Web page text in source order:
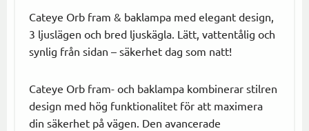
Cateye Orb fram & baklampa med elegant design,
3 ljuslägen och bred ljuskägla. Lätt, vattentålig och
synlig från sidan – säkerhet dag som natt!
Cateye Orb fram- och baklampa kombinerar stilren
design med hög funktionalitet för att maximera
din säkerhet på vägen. Den avancerade